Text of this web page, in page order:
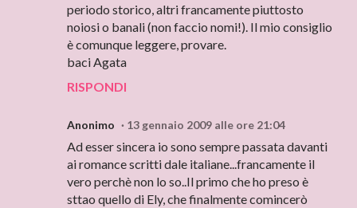
periodo storico, altri francamente piuttosto
noiosi o banali (non faccio nomi!). Il mio consiglio
è comunque leggere, provare.
baci Agata
RISPONDI
Anonimo 13 gennaio 2009 alle ore 21:04
Ad esser sincera io sono sempre passata davanti
ai romance scritti dale italiane...francamente il
vero perchè non lo so..Il primo che ho preso è
sttao quello di Ely, che finalmente comincerò